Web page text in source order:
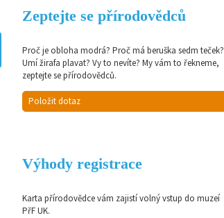
Zeptejte se přírodovědců
Proč je obloha modrá? Proč má beruška sedm teček?
Umí žirafa plavat? Vy to nevíte? My vám to řekneme,
zeptejte se přírodovědců.
Položit dotaz
Výhody registrace
Karta přírodovědce vám zajistí volný vstup do muzeí
PřF UK.